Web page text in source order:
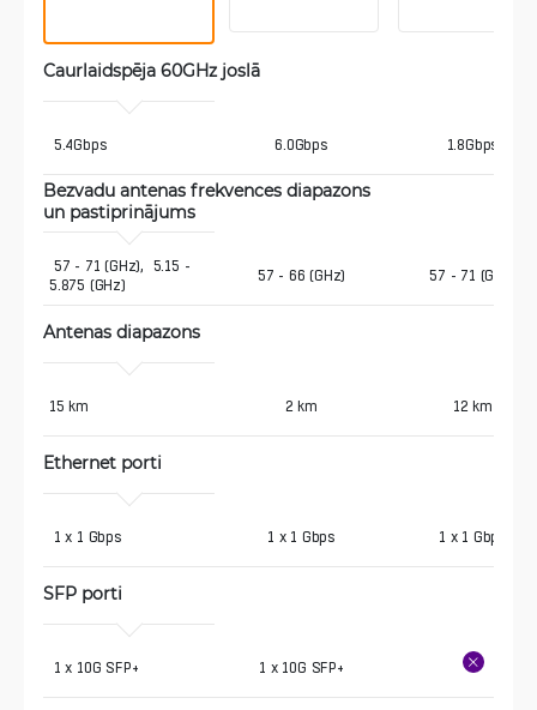
Caurlaidspēja 60GHz joslā
5.4Gbps 6.0Gbps 1.8Gbps
Bezvadu antenas frekvences diapazons
un pastiprinājums
5.875 (GHz)
57 - 66 (GHz) 57 - 71 (GHz)
Antenas diapazons
15 km 2 km 12 km
Ethernet porti
1 x 1 Gbps 1 x 1 Gbps 1 x 1 Gbps
SFP porti
1 x 10G SFP+ 1 x 10G SFP+